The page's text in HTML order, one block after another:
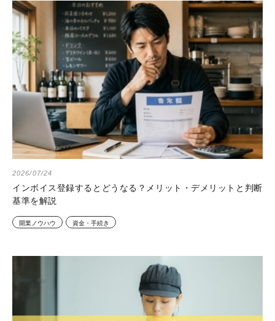
2026/07/24
インボイス登録するとどうなる？メリット・デメリットと判断
基準を解説
開業ノウハウ 資金・手続き